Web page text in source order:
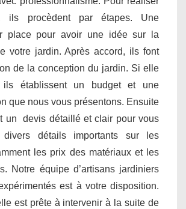
ils procèdent par étapes. Une
place pour avoir une idée sur la
votre jardin. Après accord, ils font
de la conception du jardin. Si elle
ils établissent un budget et une
que nous vous présentons. Ensuite
un devis détaillé et clair pour vous
divers détails importants sur les
les prix des matériaux et les
Notre équipe d’artisans jardiniers
est à votre disposition.
est prête à intervenir à la suite de